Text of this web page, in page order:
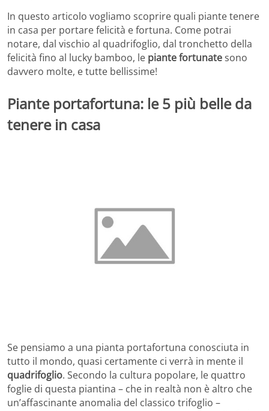
In questo articolo vogliamo scoprire quali piante tenere
in casa per portare felicità e fortuna. Come potrai
notare, dal vischio al quadrifoglio, dal tronchetto della
felicità fino al lucky bamboo, le piante fortunatesono
davvero molte, e tutte bellissime!
Piante portafortuna: le 5 più belle da
tenere in casa
Se pensiamo a una pianta portafortuna conosciuta in
tutto il mondo, quasi certamente ci verrà in mente il
quadrifoglio. Secondo la cultura popolare, le quattro
foglie di questa piantina – che in realtà non è altro che
un’affascinante anomalia del classico trifoglio –